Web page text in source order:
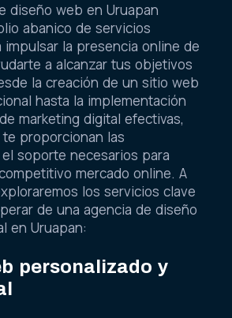
diseño web en Uruapan
abanico de servicios
impulsar la presencia online de
a alcanzar tus objetivos
la creación de un sitio web
hasta la implementación
marketing digital efectivas,
proporcionan las
soporte necesarios para
mercado online. A
los servicios clave
de una agencia de diseño
en Uruapan:
personalizado y